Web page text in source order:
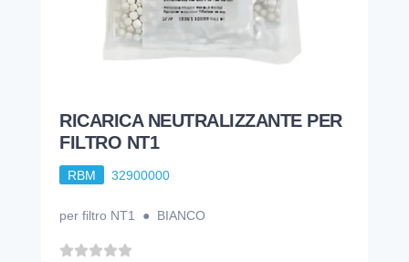
RICARICA NEUTRALIZZANTE PER
FILTRO NT1
RBM 32900000
per filtro NT1 ● BIANCO